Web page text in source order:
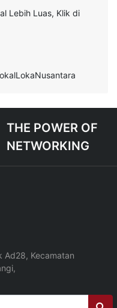
Lebih Luas, Klik di
THE POWER OF
NETWORKING
Ad28, Kecamatan